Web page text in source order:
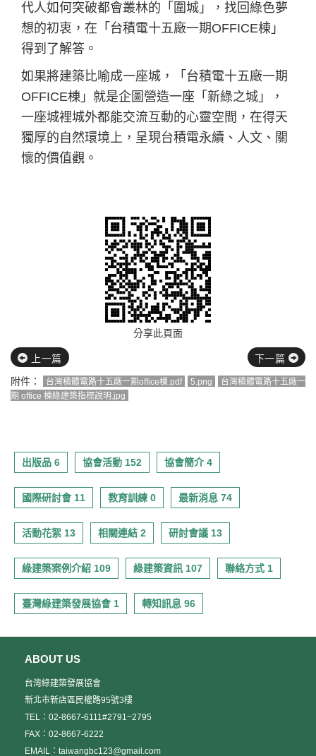
代人如何突破都會叢林的「圍城」，找回綠色夢
想的初衷，在「台積電十五廠一期OFFICE棟」
得到了解答。
如果將建築比喻成一座城，「台積電十五廠一期
OFFICE棟」就是企圖營造一座「新綠之城」，
一座城裡城外都能交流互動的心靈空間，在得天
獨厚的自然環境上，呈現台積電永續、人文、關
懷的價值觀。
分享此頁面
上一篇
下一篇
附件：
台灣積體電路十五廠一期office棟.pdf 5.png
台灣積體電路十五廠一
期 office 棟綠建築指標說明.jpg
出版品 6 協會活動 152 協會簡介 4
國際研討會 11 教育訓練 0 最新消息 74
活動花絮 13 相關連結 2 研討會議 13
綠建築案例介紹 109 綠建築資訊 107 聯絡方式 1
臺灣綠建築發展協會 1 轉知訊息 96
ABOUT US
台灣綠建築發展協會
新北市新店區民權路95號3樓
TEL：02-8667-6111#2791~2795
FAX：02-8667-6222
EMAIL：taiwangbc123@gmail.com